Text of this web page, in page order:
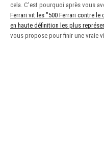
cela. C'est pourquoi après vous
Ferrari vit les "500 Ferrari contre le
en haute définition les plus
vous propose pour finir une vraie